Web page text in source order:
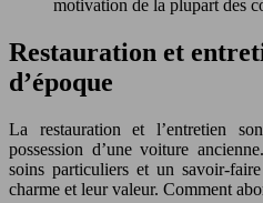
motivation de la plupart des
Restauration et
d’époque
La restauration et l’entretien
possession d’une voiture
soins particuliers et un savoir-
charme et leur valeur. Comment